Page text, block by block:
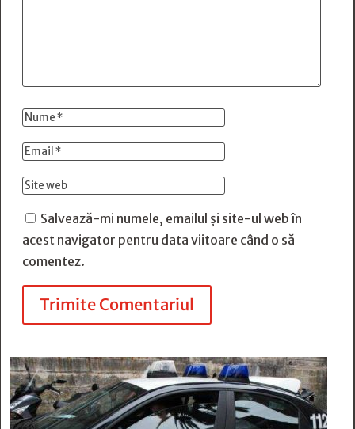
Salvează-mi numele, emailul și site-ul web în
acest navigator pentru data viitoare când o să
comentez.
Trimite Comentariul